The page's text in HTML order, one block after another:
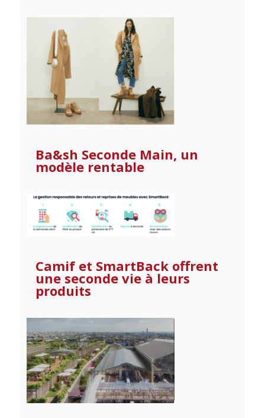
Ba&sh Seconde Main, un
modèle rentable
Camif et SmartBack offrent
une seconde vie à leurs
produits